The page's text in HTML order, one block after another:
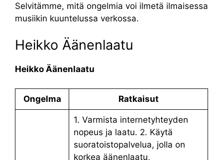
Selvitämme, mitä ongelmia voi ilmetä ilmaisessa
musiikin kuuntelussa verkossa.
Heikko Äänenlaatu
Heikko Äänenlaatu
Ongelma Ratkaisut
1. Varmista internetyhteyden
nopeus ja laatu. 2. Käytä
suoratoistopalvelua, jolla on
korkea äänenlaatu,